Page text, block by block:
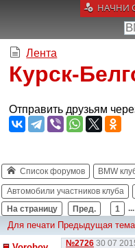
НАЧНИ
Лента
Курск-
Отправить друзьям
Список форумов BMW
Автомобили участников клуба
На страницу
Пред. 1 ...
Для печати Предыдущая тема
№2726 30 07